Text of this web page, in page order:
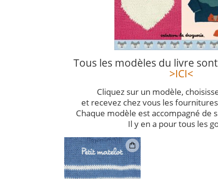
Tous les modèles du livre
>ICI<
Cliquez sur un modèle,
et recevez chez vous les
Chaque modèle est accompagné de
Il y en a pour tous les